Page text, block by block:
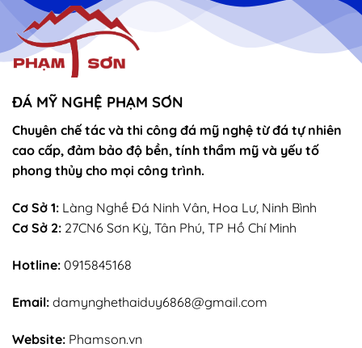
ĐÁ MỸ NGHỆ PHẠM SƠN
Chuyên chế tác và thi công đá mỹ nghệ từ đá tự nhiên
cao cấp, đảm bảo độ bền, tính thẩm mỹ và yếu tố
phong thủy cho mọi công trình.
Cơ Sở 1: Làng Nghề Đá Ninh Vân, Hoa Lư, Ninh Bình
Cơ Sở 2: 27CN6 Sơn Kỳ, Tân Phú, TP Hồ Chí Minh
Hotline: 0915845168
Email: damynghethaiduy6868@gmail.com
Website: Phamson.vn